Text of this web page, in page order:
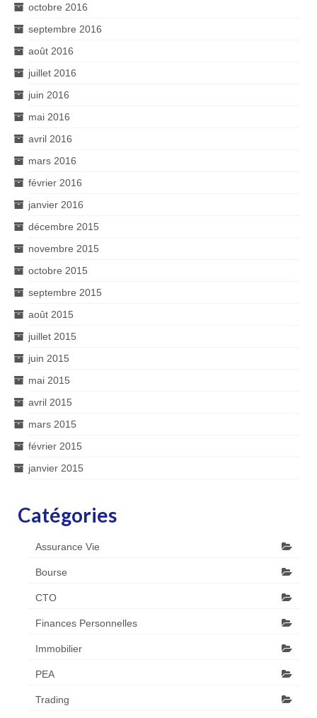
octobre 2016
septembre 2016
août 2016
juillet 2016
juin 2016
mai 2016
avril 2016
mars 2016
février 2016
janvier 2016
décembre 2015
novembre 2015
octobre 2015
septembre 2015
août 2015
juillet 2015
juin 2015
mai 2015
avril 2015
mars 2015
février 2015
janvier 2015
Catégories
Assurance Vie
Bourse
CTO
Finances Personnelles
Immobilier
PEA
Trading